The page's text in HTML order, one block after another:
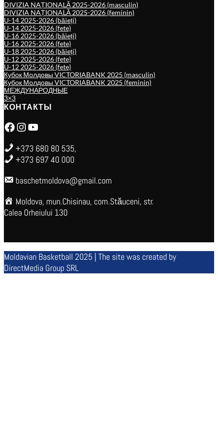
DIVIZIA NAȚIONALĂ 2025-2026 (masculin)
DIVIZIA NAȚIONALĂ 2025-2026 (feminin)
U-14 2025-2026 (băieți)
U-14 2025-2026 (fete)
U-16 2025-2026 (băieți)
U-16 2025-2026 (fete)
U-18 2025-2026 (băieți)
U-12 2025-2026 (fete)
U-12 2025-2026 (fete)
Кубок Молдовы VICTORIABANK 2025 (masculin)
Кубок Молдовы VICTORIABANK 2025 (feminin)
МЕЖДУНАРОДНЫЕ
3×3
КОНТАКТЫ
Facebook Instagram YouTube
+373 680 80 535,
+373 697 40 000
baschetmoldova@gmail.com
Moldova, mun.Chisinau, com.Stăuceni, str.
Calea Orheiului 130
Moldavian Basketball 2025 | The site was created by
DirectMedia Group SRL